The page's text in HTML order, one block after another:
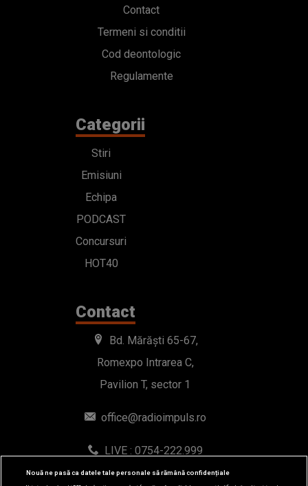
Contact
Termeni si conditii
Cod deontologic
Regulamente
Categorii
Stiri
Emisiuni
Echipa
PODCAST
Concursuri
HOT40
Contact
Bd. Mărăști 65-67,
Romexpo Intrarea C,
Pavilion T, sector 1
office@radioimpuls.ro
LIVE : 0754-222.999
WhatsApp: 0754-222.999
Nouă ne pasă ca datele tale personale să rămână confidențiale